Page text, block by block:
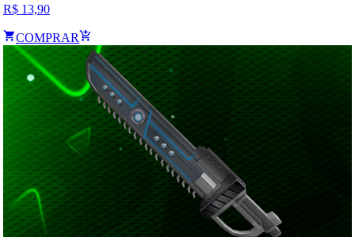
R$ 13,90
COMPRAR